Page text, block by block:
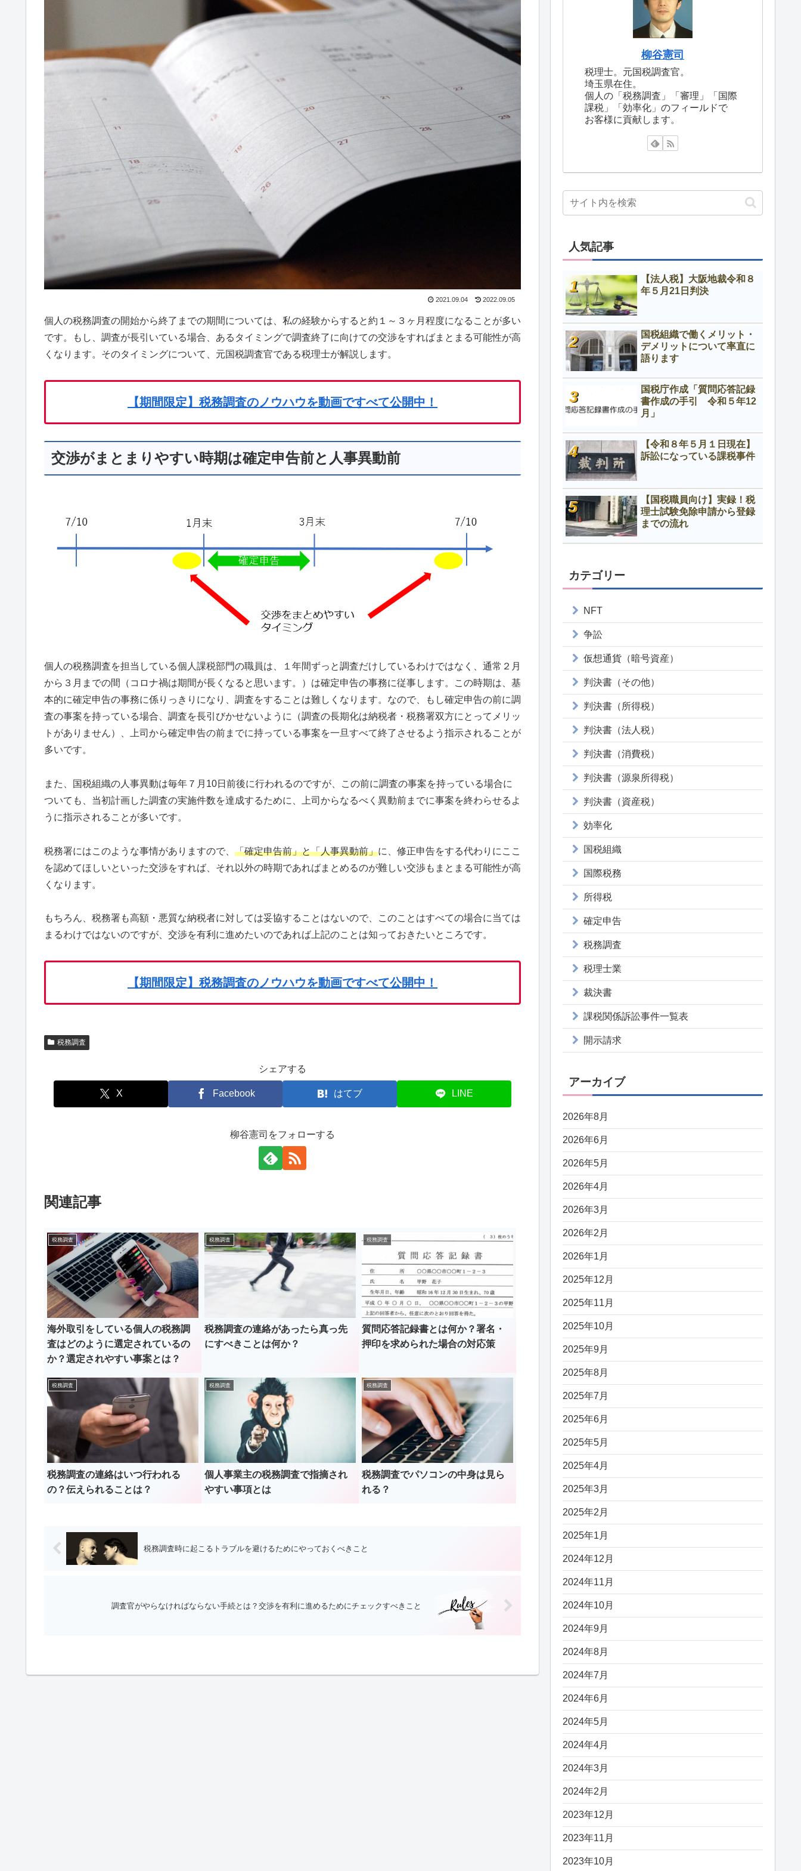
2021.09.04 2022.09.05
個人の税務調査の開始から終了までの期間については、私の経験からすると約１～３ヶ月程度になることが多い
です。もし、調査が長引いている場合、あるタイミングで調査終了に向けての交渉をすればまとまる可能性が高
くなります。そのタイミングについて、元国税調査官である税理士が解説します。
【期間限定】税務調査のノウハウを動画ですべて公開中！
交渉がまとまりやすい時期は確定申告前と人事異動前
個人の税務調査を担当している個人課税部門の職員は、１年間ずっと調査だけしているわけではなく、通常２月
から３月までの間（コロナ禍は期間が長くなると思います。）は確定申告の事務に従事します。この時期は、基
本的に確定申告の事務に係りっきりになり、調査をすることは難しくなります。なので、もし確定申告の前に調
査の事案を持っている場合、調査を長引びかせないように（調査の長期化は納税者・税務署双方にとってメリッ
トがありません）、上司から確定申告の前までに持っている事案を一旦すべて終了させるよう指示されることが
多いです。
また、国税組織の人事異動は毎年７月10日前後に行われるのですが、この前に調査の事案を持っている場合に
ついても、当初計画した調査の実施件数を達成するために、上司からなるべく異動前までに事案を終わらせるよ
うに指示されることが多いです。
税務署にはこのような事情がありますので、 「確定申告前」と「人事異動前」に、修正申告をする代わりにここ
を認めてほしいといった交渉をすれば、それ以外の時期であればまとめるのが難しい交渉もまとまる可能性が高
くなります。
もちろん、税務署も高額・悪質な納税者に対しては妥協することはないので、このことはすべての場合に当ては
まるわけではないのですが、交渉を有利に進めたいのであれば上記のことは知っておきたいところです。
【期間限定】税務調査のノウハウを動画ですべて公開中！
税務調査
シェアする
X Facebook はてブ LINE
柳谷憲司をフォローする
関連記事
税務調査
海外取引をしている個人の税務調
査はどのように選定されているの
か？選定されやすい事案とは？
税務調査
税務調査の連絡があったら真っ先
にすべきことは何か？
税務調査
質問応答記録書とは何か？署名・
押印を求められた場合の対応策
税務調査
税務調査の連絡はいつ行われる
の？伝えられることは？
税務調査
個人事業主の税務調査で指摘され
やすい事項とは
税務調査
税務調査でパソコンの中身は見ら
れる？
税務調査時に起こるトラブルを避けるためにやっておくべきこと
調査官がやらなければならない手続とは？交渉を有利に進めるためにチェックすべきこと
柳谷憲司
税理士。元国税調査官。
埼玉県在住。
個人の「税務調査」「審理」「国際
課税」「効率化」のフィールドで
お客様に貢献します。
人気記事
【法人税】大阪地裁令和８
年５月21日判決
国税組織で働くメリット・
デメリットについて率直に
語ります
国税庁作成「質問応答記録
書作成の手引 令和５年12
月」
【令和８年５月１日現在】
訴訟になっている課税事件
【国税職員向け】実録！税
理士試験免除申請から登録
までの流れ
カテゴリー
NFT
争訟
仮想通貨（暗号資産）
判決書（その他）
判決書（所得税）
判決書（法人税）
判決書（消費税）
判決書（源泉所得税）
判決書（資産税）
効率化
国税組織
国際税務
所得税
確定申告
税務調査
税理士業
裁決書
課税関係訴訟事件一覧表
開示請求
アーカイブ
2026年8月
2026年6月
2026年5月
2026年4月
2026年3月
2026年2月
2026年1月
2025年12月
2025年11月
2025年10月
2025年9月
2025年8月
2025年7月
2025年6月
2025年5月
2025年4月
2025年3月
2025年2月
2025年1月
2024年12月
2024年11月
2024年10月
2024年9月
2024年8月
2024年7月
2024年6月
2024年5月
2024年4月
2024年3月
2024年2月
2023年12月
2023年11月
2023年10月